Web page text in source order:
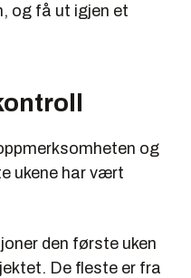
og få ut igjen et
og
ukene har vært
den første uken
De fleste er fra